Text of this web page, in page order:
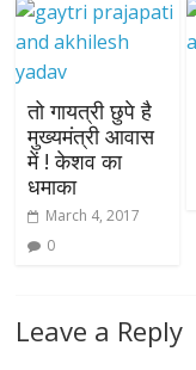
तो गायत्री छुपे है
मुख्यमंत्री आवास
में ! केशव का
धमाका
March 4, 2017
0
Leave a Reply